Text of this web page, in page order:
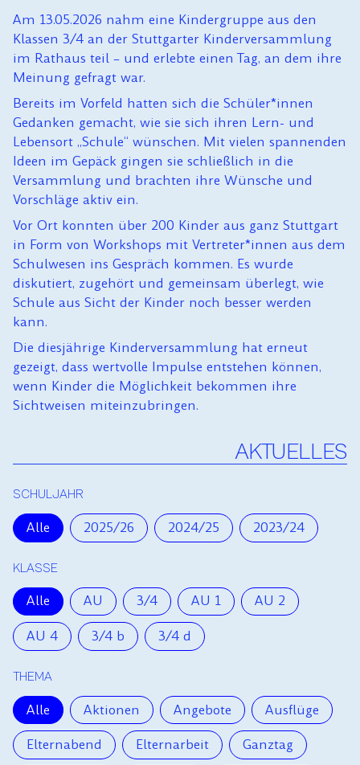
AKTUELLES
SCHULJAHR
Alle 2025/26 2024/25 2023/24
KLASSE
Alle AU 3/4 AU 1
AU 2
AU 4
3/4 b 3/4 d
THEMA
Alle Aktionen Angebote
Ausflüge
Elternabend
Elternarbeit
Ganztag
Am 13.05.2026 nahm eine Kindergruppe aus den
Klassen 3/4 an der Stuttgarter Kinderversammlung
im Rathaus teil – und erlebte einen Tag, an dem ihre
Meinung gefragt war.
Bereits im Vorfeld hatten sich die Schüler*innen
Gedanken gemacht, wie sie sich ihren Lern- und
Lebensort „Schule“ wünschen. Mit vielen spannenden
Ideen im Gepäck gingen sie schließlich in die
Versammlung und brachten ihre Wünsche und
Vorschläge aktiv ein.
Vor Ort konnten über 200 Kinder aus ganz Stuttgart
in Form von Workshops mit Vertreter*innen aus dem
Schulwesen ins Gespräch kommen. Es wurde
diskutiert, zugehört und gemeinsam überlegt, wie
Schule aus Sicht der Kinder noch besser werden
kann.
Die diesjährige Kinderversammlung hat erneut
gezeigt, dass wertvolle Impulse entstehen können,
wenn Kinder die Möglichkeit bekommen ihre
Sichtweisen miteinzubringen.